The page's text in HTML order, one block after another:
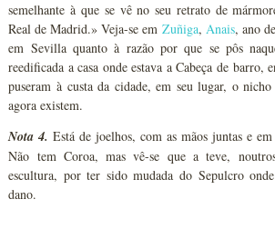
semelhante à que se vê no seu retrato de
Real de Madrid.» Veja-se em Zuñiga, Anais, ano
em Sevilla quanto à razão por que se pôs
reedificada a casa onde estava a Cabeça de barro,
puseram à custa da cidade, em seu lugar, o
agora existem.
Nota 4. Está de joelhos, com as mãos juntas e
Não tem Coroa, mas vê-se que a teve,
escultura, por ter sido mudada do Sepulcro
dano.